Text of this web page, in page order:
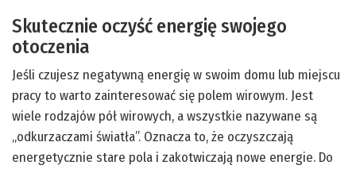
Skutecznie oczyść energię swojego
otoczenia
Jeśli czujesz negatywną energię w swoim domu lub miejscu
pracy to warto zainteresować się polem wirowym. Jest
wiele rodzajów pół wirowych, a wszystkie nazywane są
„odkurzaczami światła”. Oznacza to, że oczyszczają
energetycznie stare pola i zakotwiczają nowe energie. Do